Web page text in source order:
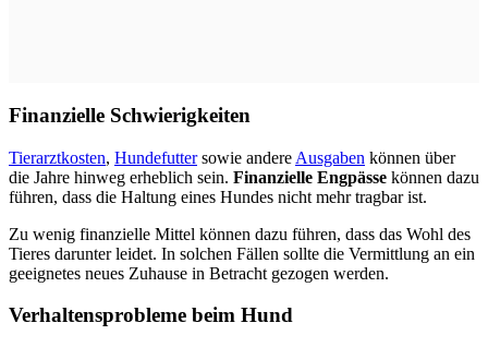
Finanzielle Schwierigkeiten
Tierarztkosten, Hundefuttersowie andere Ausgaben können über
die Jahre hinweg erheblich sein. Finanzielle Engpässe können dazu
führen, dass die Haltung eines Hundes nicht mehr tragbar ist.
Zu wenig finanzielle Mittel können dazu führen, dass das Wohl des
Tieres darunter leidet. In solchen Fällen sollte die Vermittlung an ein
geeignetes neues Zuhause in Betracht gezogen werden.
Verhaltensprobleme beim Hund